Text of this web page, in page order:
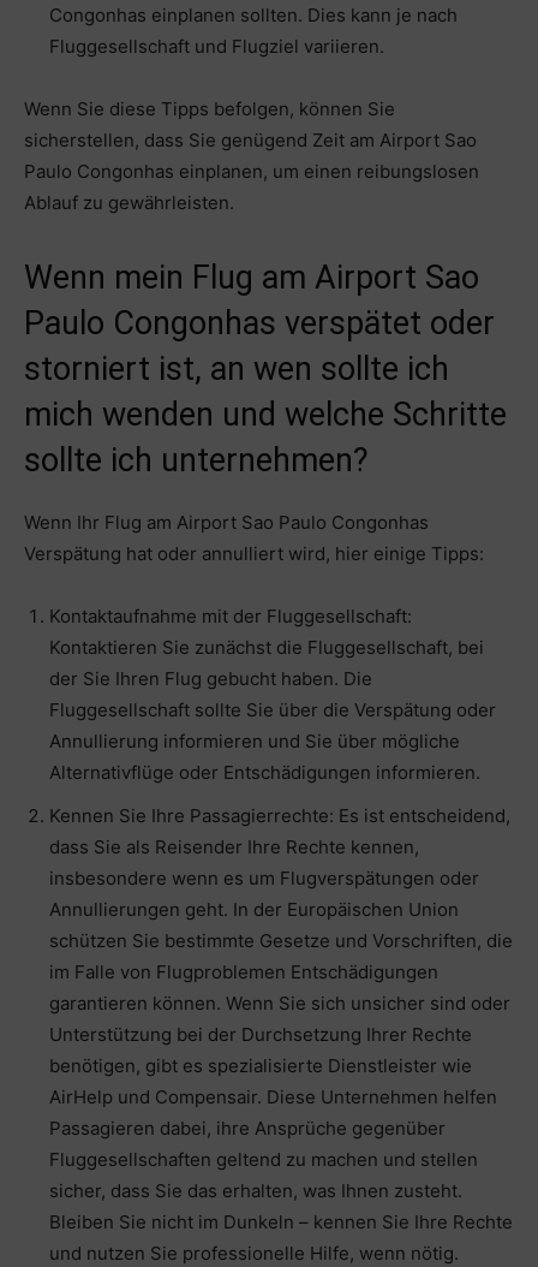
Congonhas einplanen sollten. Dies kann je nach
Fluggesellschaft und Flugziel variieren.
Wenn Sie diese Tipps befolgen, können Sie
sicherstellen, dass Sie genügend Zeit am Airport Sao
Paulo Congonhas einplanen, um einen reibungslosen
Ablauf zu gewährleisten.
Wenn mein Flug am Airport Sao
Paulo Congonhas verspätet oder
storniert ist, an wen sollte ich
mich wenden und welche Schritte
sollte ich unternehmen?
Wenn Ihr Flug am Airport Sao Paulo Congonhas
Verspätung hat oder annulliert wird, hier einige Tipps:
Kontaktaufnahme mit der Fluggesellschaft:
Kontaktieren Sie zunächst die Fluggesellschaft, bei
der Sie Ihren Flug gebucht haben. Die
Fluggesellschaft sollte Sie über die Verspätung oder
Annullierung informieren und Sie über mögliche
Alternativflüge oder Entschädigungen informieren.
Kennen Sie Ihre Passagierrechte: Es ist entscheidend,
dass Sie als Reisender Ihre Rechte kennen,
insbesondere wenn es um Flugverspätungen oder
Annullierungen geht. In der Europäischen Union
schützen Sie bestimmte Gesetze und Vorschriften, die
im Falle von Flugproblemen Entschädigungen
garantieren können. Wenn Sie sich unsicher sind oder
Unterstützung bei der Durchsetzung Ihrer Rechte
benötigen, gibt es spezialisierte Dienstleister wie
AirHelp und Compensair. Diese Unternehmen helfen
Passagieren dabei, ihre Ansprüche gegenüber
Fluggesellschaften geltend zu machen und stellen
sicher, dass Sie das erhalten, was Ihnen zusteht.
Bleiben Sie nicht im Dunkeln – kennen Sie Ihre Rechte
und nutzen Sie professionelle Hilfe, wenn nötig.